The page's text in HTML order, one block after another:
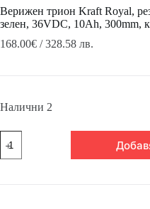
Верижен трион Kraft Royal,
зелен, 36VDC, 10Ah, 300mm,
168.00€ / 328.58 лв.
Налични 2
за
Верижен